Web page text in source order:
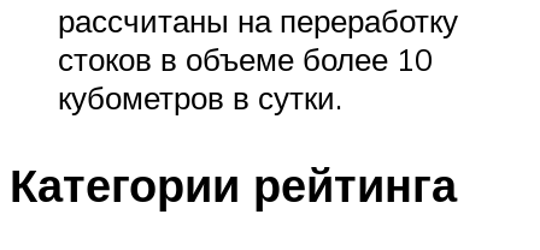
рассчитаны на переработку
стоков в объеме более 10
кубометров в сутки.
Категории рейтинга